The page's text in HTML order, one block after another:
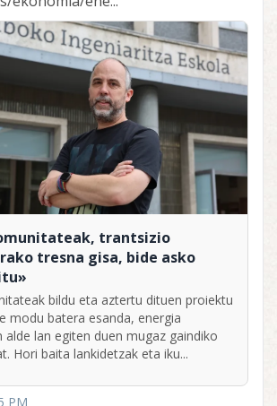
trantsizio
tresna gisa, bide asko
bildu eta aztertu dituen proiektu
modu batera esanda, energia
alde lan egiten duen mugaz gaindiko
Hori baita lankidetzak eta iku...
PM